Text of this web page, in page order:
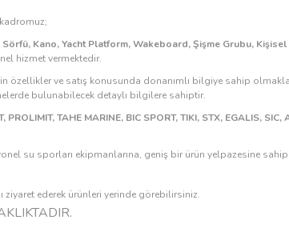
Kano, Yacht Platform, Wakeboard, Şişme Grubu,
hizmet vermektedir.
özellikler ve satış konusunda donanımlı bilgiye sahip
bulunabilecek detaylı bilgilere sahiptir.
PROLIMIT, TAHE MARINE, BIC SPORT, TIKI, STX, EGALIS, SIC,
su sporları ekipmanlarına, geniş bir ürün yelpazesine
ziyaret ederek ürünleri yerinde görebilirsiniz.